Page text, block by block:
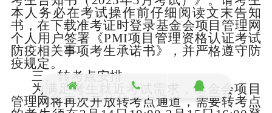
本人务必在考试操作前仔细阅读文末告知
书，在下载准考证时登录基金会项目管理网
个人用户签署《PMI项目管理资格认证考试
防疫相关事项考生承诺书》，并严格遵守防
疫规定。
三、转考点安排
为满足考生就近考试需求，基金会项目
管理网将再次开放转考点通道，需要转考点